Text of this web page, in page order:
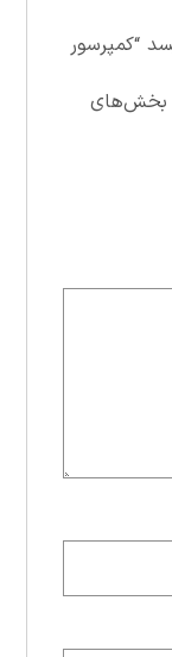
“کمپرسور
بخش‌های